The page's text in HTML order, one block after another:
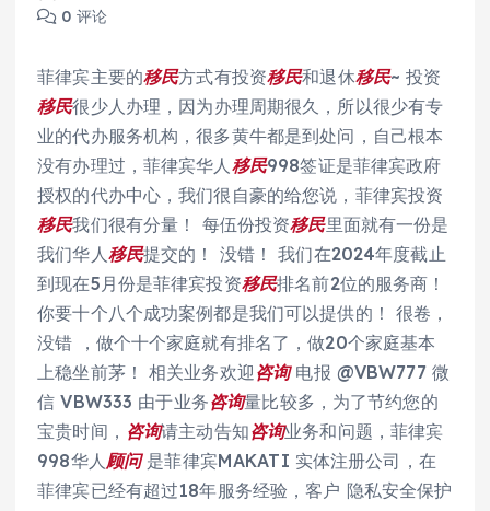
0 评论
菲律宾主要的移民方式有投资移民和退休移民~ 投资
移民很少人办理，因为办理周期很久，所以很少有专
业的代办服务机构，很多黄牛都是到处问，自己根本
没有办理过，菲律宾华人 移民998签证是菲律宾政府
授权的代办中心，我们很自豪的给您说，菲律宾投资
移民我们很有分量！ 每伍份投资移民里面就有一份是
我们华人移民提交的！ 没错！ 我们在2024年度截止
到现在5月份是菲律宾投资移民排名前2位的服务商！
你要十个八个成功案例都是我们可以提供的！ 很卷，
没错 ，做个十个家庭就有排名了，做20个家庭基本
上稳坐前茅！ 相关业务欢迎 咨询电报 @VBW777 微
信 VBW333 由于业务咨询量比较多，为了节约您的
宝贵时间， 咨询请主动告知咨询业务和问题，菲律宾
998华人顾问是菲律宾MAKATI 实体注册公司，在
菲律宾已经有超过18年服务经验，客户 隐私安全保护